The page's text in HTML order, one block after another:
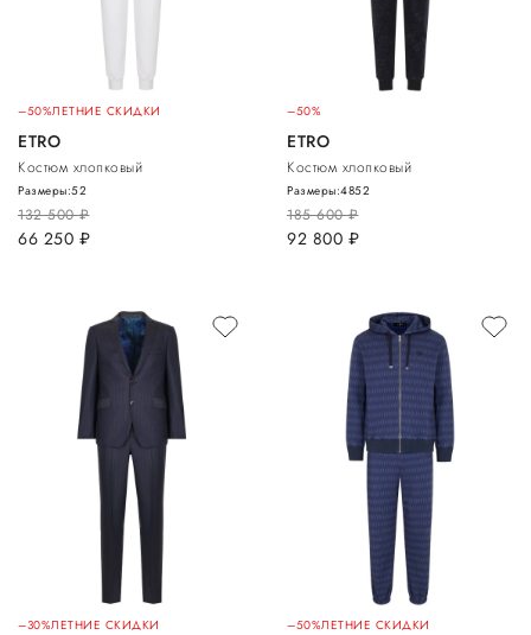
–50%ЛЕТНИЕ СКИДКИ
ETRO
Костюм хлопковый
132 500руб.
66 250 руб.
Размеры:52
–50%
ETRO
Костюм хлопковый
185 600руб.
92 800 руб.
Размеры:4852
–30%ЛЕТНИЕ СКИДКИ –50%ЛЕТНИЕ СКИДКИ